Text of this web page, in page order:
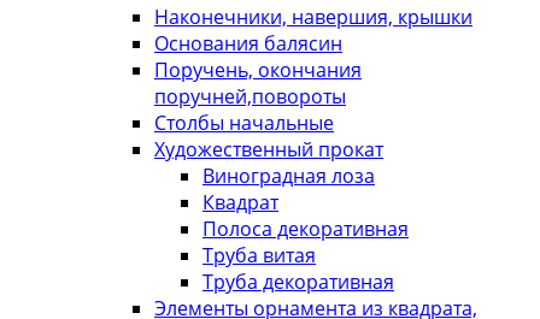
Наконечники, навершия, крышки
Основания балясин
Поручень, окончания
поручней,повороты
Столбы начальные
Художественный прокат
Виноградная лоза
Квадрат
Полоса декоративная
Труба витая
Труба декоративная
Элементы орнамента из квадрата,